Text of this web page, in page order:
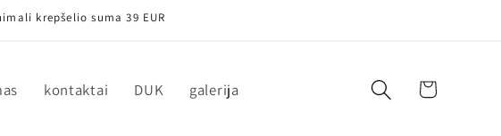
krepšelio suma 39 EUR
kontaktai DUK galerija Krepšelis